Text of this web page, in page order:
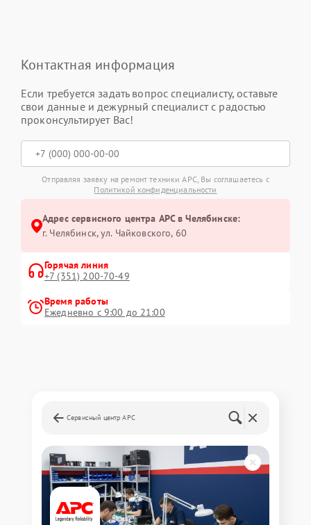
Контактная информация
Если требуется задать вопрос специалисту, оставьте
свои данные и дежурный специалист с радостью
проконсультирует Вас!
Отправляя заявку на ремонт техники APC, Вы соглашаетесь с
Политикой конфиденциальности
Адрес сервисного центра APC в Челябинске:
г. Челябинск, ул. Чайковского, 60
Горячая линия
+7 (351) 200-70-49
Время работы
Ежедневно с 9:00 до 21:00
Сервисный центр APC